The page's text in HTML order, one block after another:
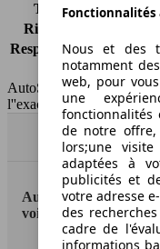
Tous risques
-
Risques partiels
Responsabilité civile -
HSN/TSN
AutoScout24 France
l''exactitude des
AutoScout24: la plus
voitures en Europe
Fonctionnalités
Nous et des
notamment
web, pour
une
fonctionnalités
de notre
lors;une
adaptées à
publicités et
votre adresse
des
cadre de
informations